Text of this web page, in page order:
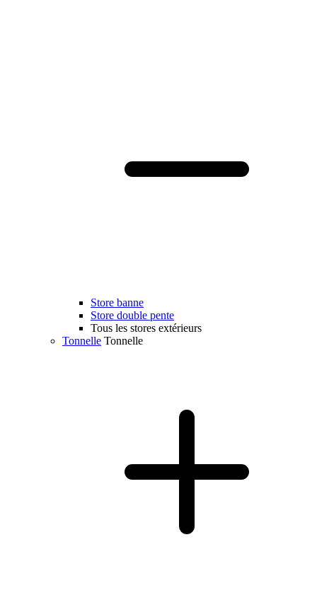
Store banne
Store double pente
Tous les stores extérieurs
Tonnelle Tonnelle